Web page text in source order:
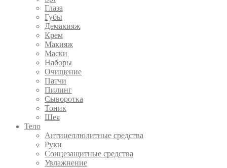
Глаза
Губы
Демакияж
Крем
Макияж
Маски
Наборы
Очищение
Патчи
Пилинг
Сыворотка
Тоник
Шея
Тело
Антицеллюлитные средства
Руки
Сонцезащитные средства
Увлажнение